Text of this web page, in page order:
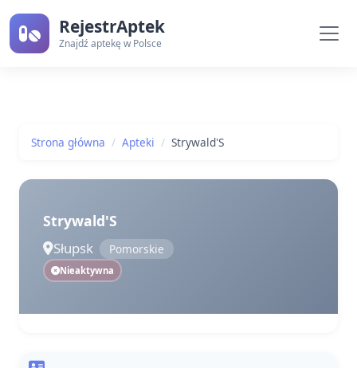
RejestrAptek
Znajdź aptekę w Polsce
Strona główna Apteki Strywald'S
Strywald'S
Słupsk Pomorskie
Nieaktywna